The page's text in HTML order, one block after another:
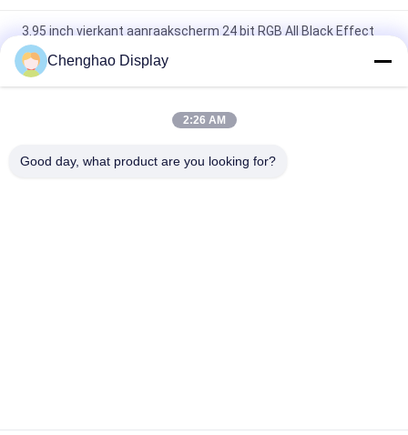
3.95 inch vierkant aanraakscherm 24 bit RGB All Black Effect
480X480 TFT LCD-paneel
3 inch kleuren touchscreen display paneel 800x268 pixels 25
MIPI-interface
Chenghao Display
2:26 AM
Good day, what product are you looking for?